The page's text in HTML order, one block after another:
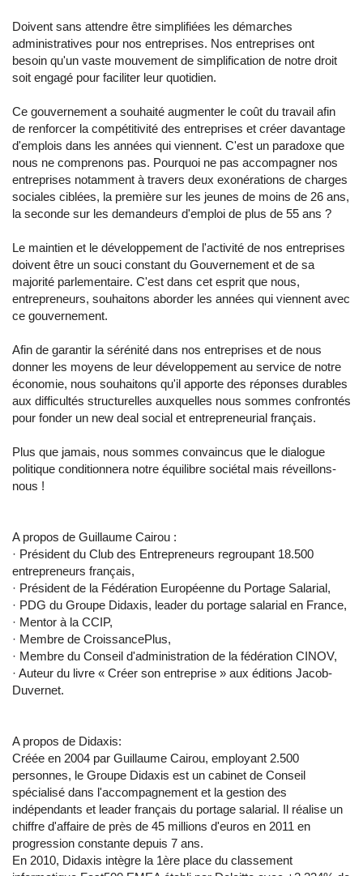
Doivent sans attendre être simplifiées les démarches
administratives pour nos entreprises. Nos entreprises ont
besoin qu'un vaste mouvement de simplification de notre droit
soit engagé pour faciliter leur quotidien.
Ce gouvernement a souhaité augmenter le coût du travail afin
de renforcer la compétitivité des entreprises et créer davantage
d'emplois dans les années qui viennent. C'est un paradoxe que
nous ne comprenons pas. Pourquoi ne pas accompagner nos
entreprises notamment à travers deux exonérations de charges
sociales ciblées, la première sur les jeunes de moins de 26 ans,
la seconde sur les demandeurs d'emploi de plus de 55 ans ?
Le maintien et le développement de l'activité de nos entreprises
doivent être un souci constant du Gouvernement et de sa
majorité parlementaire. C'est dans cet esprit que nous,
entrepreneurs, souhaitons aborder les années qui viennent avec
ce gouvernement.
Afin de garantir la sérénité dans nos entreprises et de nous
donner les moyens de leur développement au service de notre
économie, nous souhaitons qu'il apporte des réponses durables
aux difficultés structurelles auxquelles nous sommes confrontés
pour fonder un new deal social et entrepreneurial français.
Plus que jamais, nous sommes convaincus que le dialogue
politique conditionnera notre équilibre sociétal mais réveillons-
nous !
A propos de Guillaume Cairou :
· Président du Club des Entrepreneurs regroupant 18.500
entrepreneurs français,
· Président de la Fédération Européenne du Portage Salarial,
· PDG du Groupe Didaxis, leader du portage salarial en France,
· Mentor à la CCIP,
· Membre de CroissancePlus,
· Membre du Conseil d'administration de la fédération CINOV,
· Auteur du livre « Créer son entreprise » aux éditions Jacob-
Duvernet.
A propos de Didaxis:
Créée en 2004 par Guillaume Cairou, employant 2.500
personnes, le Groupe Didaxis est un cabinet de Conseil
spécialisé dans l'accompagnement et la gestion des
indépendants et leader français du portage salarial. Il réalise un
chiffre d'affaire de près de 45 millions d'euros en 2011 en
progression constante depuis 7 ans.
En 2010, Didaxis intègre la 1ère place du classement